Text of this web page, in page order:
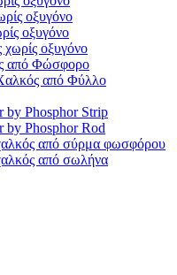
οξυγόνο
οξυγόνο
οξυγόνο
από Φώσφορο
από Φύλλο
by Phosphor Strip
by Phosphor Rod
από σύρμα φωσφόρου
από σωλήνα